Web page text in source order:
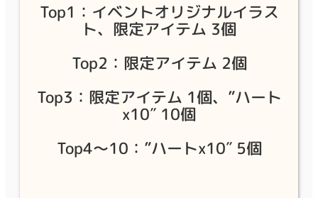
Top1：イベントオリジナルイラス
ト、限定アイテム 3個
Top2：限定アイテム 2個
Top3：限定アイテム 1個、”ハート
x10″ 10個
Top4〜10：”ハートx10″ 5個